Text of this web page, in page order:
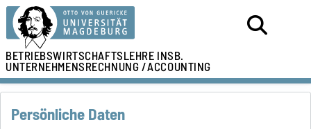
BETRIEBSWIRTSCHAFTSLEHREINSB.
UNTERNEHMENSRECHNUNG /ACCOUNTING
Persönliche Daten